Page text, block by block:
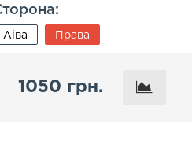
Ліва Права
1050 грн.